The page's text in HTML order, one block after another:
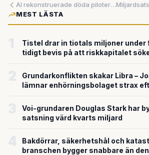
AI rekonstruerade döda piloters röster från spektrogram – myndighet stänger databas tillfälligt
MEST LÄSTA
Tistel drar in tiotals miljoner under
tidigt bevis på att riskkapitalet
Grundarkonflikten skakar Libra –
lämnar enhörningsbolaget strax
Voi-grundaren Douglas Stark har
satsning värd kvarts miljard
Bakdörrar, säkerhetshål och
branschen bygger snabbare än